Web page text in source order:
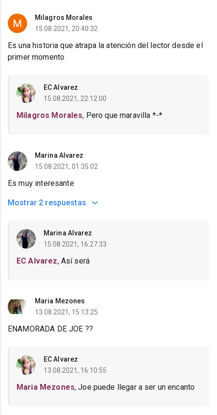
Milagros Morales
15.08.2021, 20:40:32
Es una historia que atrapa la atención del lector desde el
primer momento
EC Alvarez
15.08.2021, 22:12:00
Milagros Morales, Pero que maravilla *-*
Marina Alvarez
15.08.2021, 01:35:02
Es muy interesante
Mostrar 2 respuestas
Marina Alvarez
15.08.2021, 16:27:33
EC Alvarez, Así será
Maria Mezones
13.08.2021, 15:13:25
ENAMORADA DE JOE ??
EC Alvarez
13.08.2021, 16:10:55
Maria Mezones, Joe puede llegar a ser un encanto